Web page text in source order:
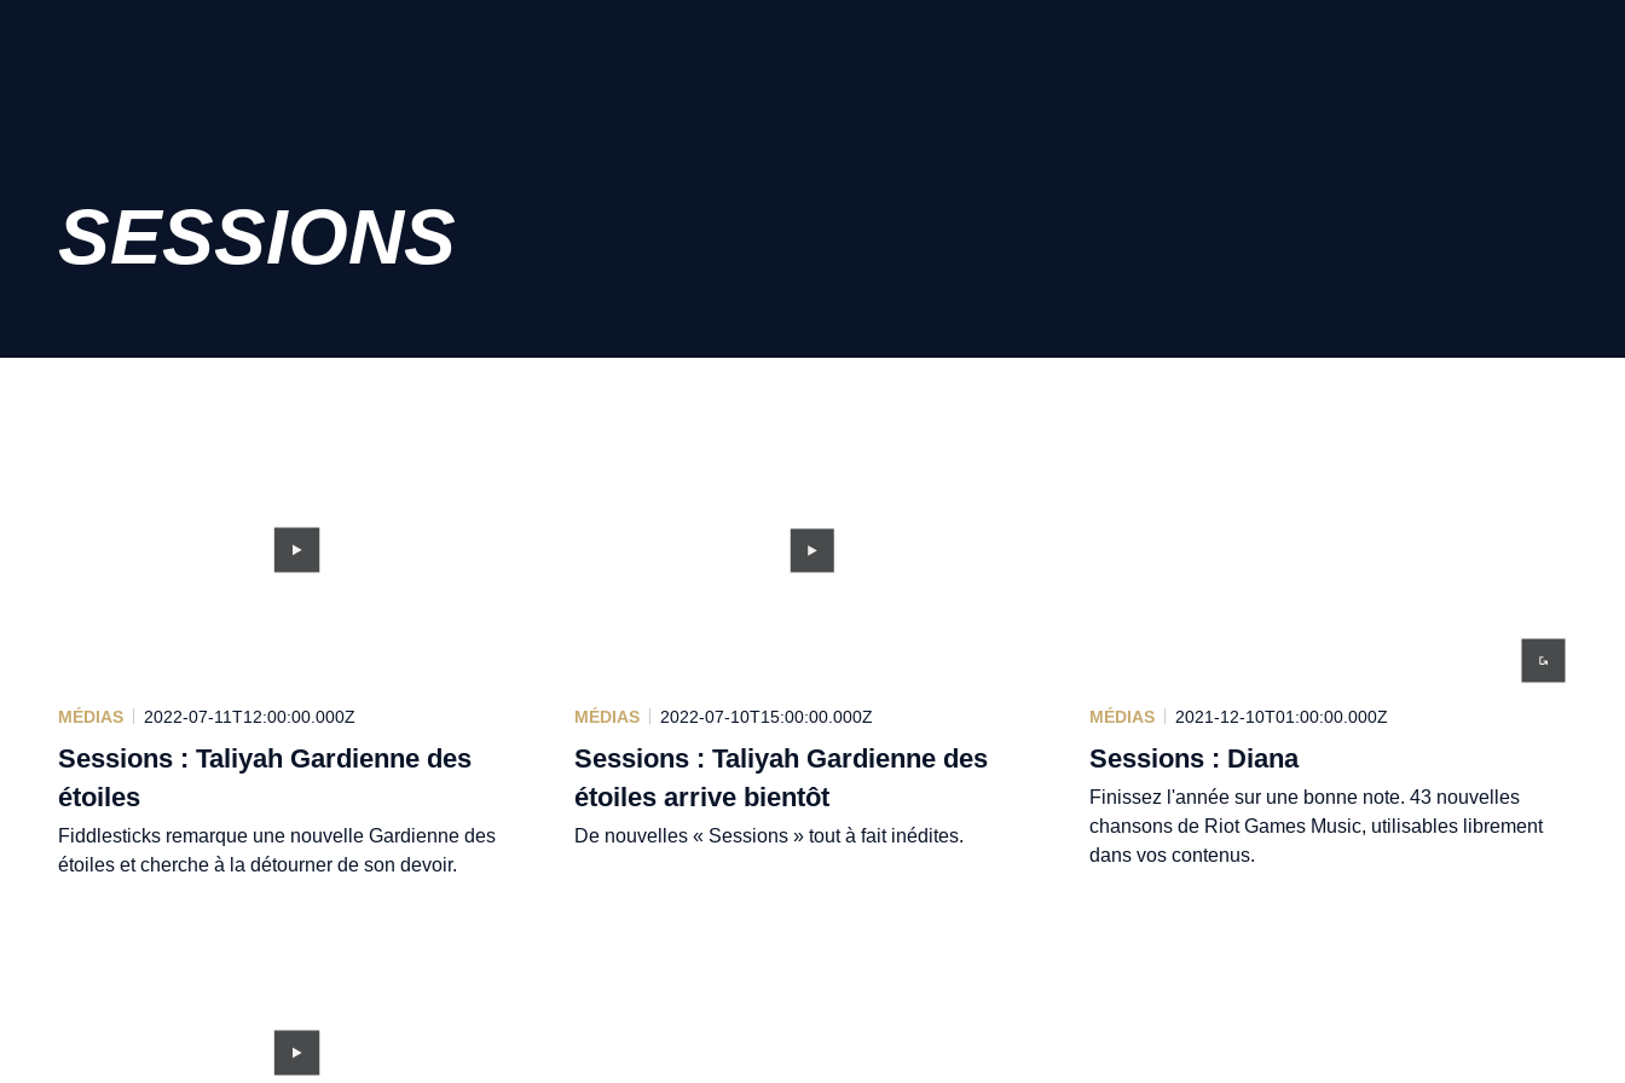
SESSIONS
MÉDIAS 2022-07-11T12:00:00.000Z
Sessions : Taliyah Gardienne des
étoiles
Fiddlesticks remarque une nouvelle Gardienne des
étoiles et cherche à la détourner de son devoir.
MÉDIAS 2022-07-10T15:00:00.000Z
Sessions : Taliyah Gardienne des
étoiles arrive bientôt
De nouvelles « Sessions » tout à fait inédites.
MÉDIAS 2021-12-10T01:00:00.000Z
Sessions : Diana
Finissez l'année sur une bonne note. 43 nouvelles
chansons de Riot Games Music, utilisables librement
dans vos contenus.